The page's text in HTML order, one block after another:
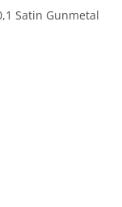
Satin Gunmetal